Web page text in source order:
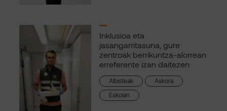
Inklusioa eta
jasangarritasuna, gure
zentroak berrikuntza-alorrean
erreferente izan daitezen
Albisteak
Askora
Eskolan